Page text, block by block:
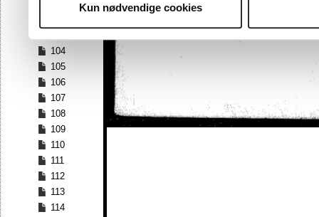
Kun nødvendige cookies
104
105
106
107
108
109
110
111
112
113
114